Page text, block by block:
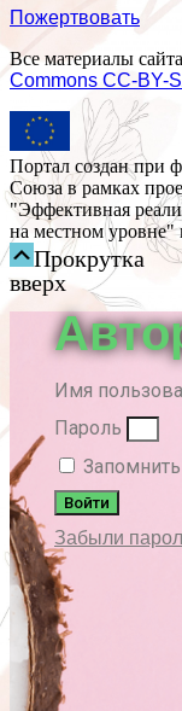
Пожертвовать
Все материалы
Commons СС-BY-
Портал создан при
Союза в рамках
"Эффективная
на местном уровне"
Прокрутка
вверх
Имя
Пароль
Войти
Забыли